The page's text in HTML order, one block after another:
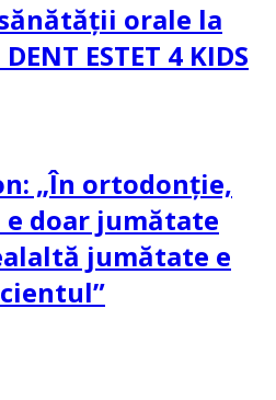
orale la
ESTET 4 KIDS
„În ortodonție,
doar jumătate
jumătate e